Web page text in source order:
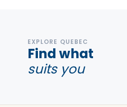
EXPLORE QUEBEC
Find what
suits you